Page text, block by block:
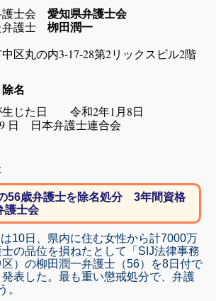
護士会愛知県弁護士会
護士 栁田潤一
区丸の内3-17-28第2リックスビル2階
除名
生じた日 令和2年1月8日
日本弁護士連合会
56歳弁護士を除名処分 3年間資格
士会
10日、県内に住む女性から計7000万
の品位を損ねたとして「SIJ法律事務
）の柳田潤一弁護士（56）を8日付で
表した。最も重い懲戒処分で、弁護
。